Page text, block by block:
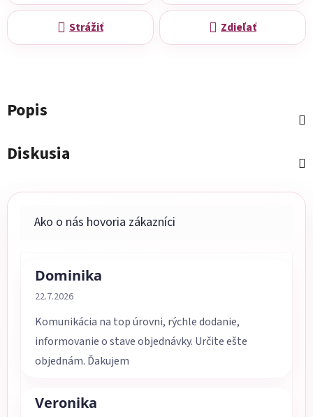
Strážiť Zdieľať
Popis
Diskusia
Dominika
Hodnotenie obchodu je 5 z 5 hviezdičiek.
22.7.2026
Komunikácia na top úrovni, rýchle dodanie,
informovanie o stave objednávky. Určite ešte
objednám. Ďakujem
Veronika